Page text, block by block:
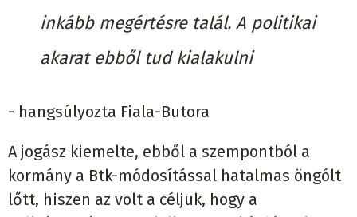
inkább megértésre talál. A politikai
akarat ebből tud kialakulni
- hangsúlyozta Fiala-Butora
A jogász kiemelte, ebből a szempontból a
kormány a Btk-módosítással hatalmas öngólt
lőtt, hiszen az volt a céljuk, hogy a